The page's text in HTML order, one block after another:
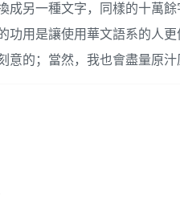
成另一種文字，同樣的十萬餘
功用是讓使用華文語系的人更
意的；當然，我也會盡量原汁